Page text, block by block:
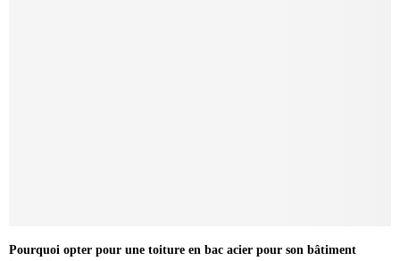
Pourquoi opter pour une toiture en bac acier pour son bâtiment